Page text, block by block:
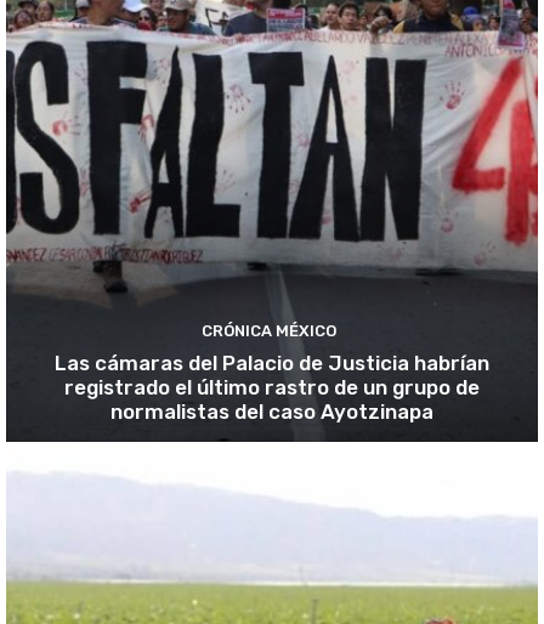
CRÓNICA MÉXICO
Las cámaras del Palacio de Justicia habrían
registrado el último rastro de un grupo de
normalistas del caso Ayotzinapa